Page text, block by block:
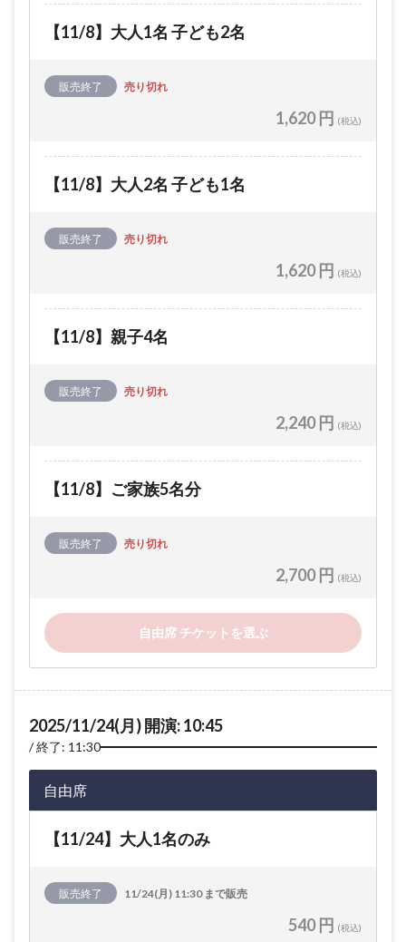
【11/8】大人1名 子ども2名
販売終了 売り切れ
1,620 円 (税込)
【11/8】大人2名 子ども1名
販売終了 売り切れ
1,620 円 (税込)
【11/8】親子4名
販売終了 売り切れ
2,240 円 (税込)
【11/8】ご家族5名分
販売終了 売り切れ
2,700 円 (税込)
自由席 チケットを選ぶ
2025/11/24(月) 開演: 10:45
終了: 11:30
自由席
【11/24】大人1名のみ
販売終了 11/24(月) 11:30 まで販売
540 円 (税込)